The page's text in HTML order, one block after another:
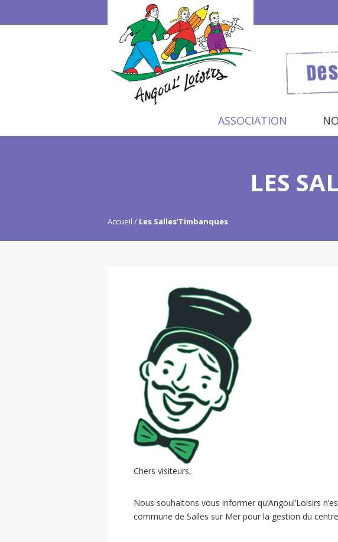
ASSOCIATION
LES
Accueil Les Salles’Timbanques
Chers visiteurs,
Nous souhaitons vous informer qu’Angoul’Loisirs
commune de Salles sur Mer pour la gestion du